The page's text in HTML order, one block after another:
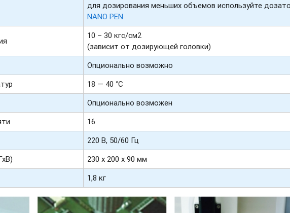
для дозирования меньших объемов используйте
NANO PEN
10 – 30 кгс/см2
(зависит от дозирующей головки)
Опционально возможно
18 — 40 °C
Опционально возможен
16
220 В, 50/60 Гц
230 х 200 х 90 мм
1,8 кг